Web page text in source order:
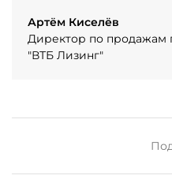
Артём Киселёв
Директор по продажам
"ВТБ Лизинг"